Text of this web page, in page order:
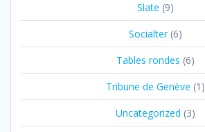
Slate (9)
Socialter(6)
Tables rondes (6)
Tribune de Genève (1)
Uncategorized (3)